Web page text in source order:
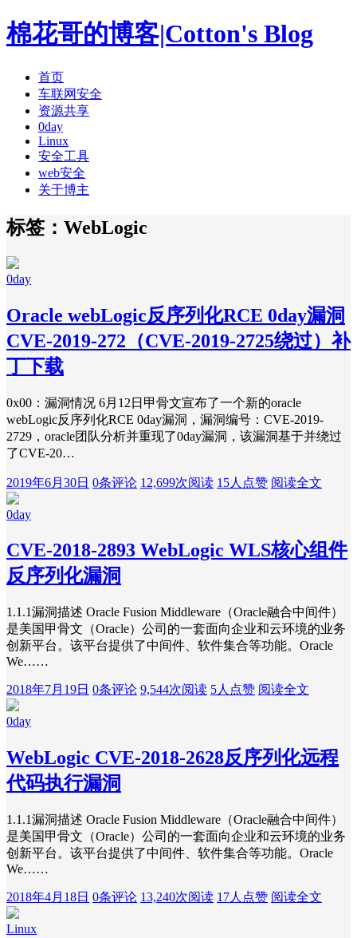
棉花哥的博客|Cotton's Blog
首页
车联网安全
资源共享
0day
Linux
安全工具
web安全
关于博主
标签：WebLogic
0day
Oracle webLogic反序列化RCE 0day漏洞
CVE-2019-272（CVE-2019-2725绕过）补
丁下载
0x00：漏洞情况 6月12日甲骨文宣布了一个新的oracle
webLogic反序列化RCE 0day漏洞，漏洞编号：CVE-2019-
2729，oracle团队分析并重现了0day漏洞，该漏洞基于并绕过
了CVE-20…
2019年6月30日 0条评论 12,699次阅读 15人点赞 阅读全文
0day
CVE-2018-2893 WebLogic WLS核心组件
反序列化漏洞
1.1.1漏洞描述 Oracle Fusion Middleware（Oracle融合中间件）
是美国甲骨文（Oracle）公司的一套面向企业和云环境的业务
创新平台。该平台提供了中间件、软件集合等功能。Oracle
We……
2018年7月19日 0条评论 9,544次阅读 5人点赞 阅读全文
0day
WebLogic CVE-2018-2628反序列化远程
代码执行漏洞
1.1.1漏洞描述 Oracle Fusion Middleware（Oracle融合中间件）
是美国甲骨文（Oracle）公司的一套面向企业和云环境的业务
创新平台。该平台提供了中间件、软件集合等功能。Oracle
We……
2018年4月18日 0条评论 13,240次阅读 17人点赞 阅读全文
Linux